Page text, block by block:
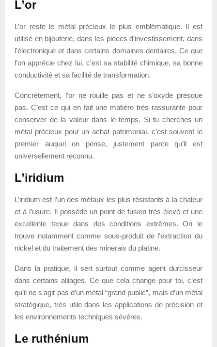
L’or
L’or reste le métal précieux le plus emblématique. Il est
utilisé en bijouterie, dans les pièces d’investissement, dans
l’électronique et dans certains domaines dentaires. Ce que
l’on apprécie chez lui, c’est sa stabilité chimique, sa bonne
conductivité et sa facilité de transformation.
Concrètement, l’or ne rouille pas et ne s’oxyde presque
pas. C’est ce qui en fait une matière très rassurante pour
conserver de la valeur dans le temps. Si tu cherches un
métal précieux pour un achat patrimonial, c’est souvent le
premier auquel on pense, justement parce qu’il est
universellement reconnu.
L’iridium
L’iridium est l’un des métaux les plus résistants à la chaleur
et à l’usure. Il possède un point de fusion très élevé et une
excellente tenue dans des conditions extrêmes. On le
trouve notamment comme sous-produit de l’extraction du
nickel et du traitement des minerais du platine.
Dans la pratique, il sert surtout comme agent durcisseur
dans certains alliages. Ce que cela change pour toi, c’est
qu’il ne s’agit pas d’un métal “grand public”, mais d’un métal
stratégique, très utile dans les applications de précision et
les environnements techniques sévères.
Le ruthénium